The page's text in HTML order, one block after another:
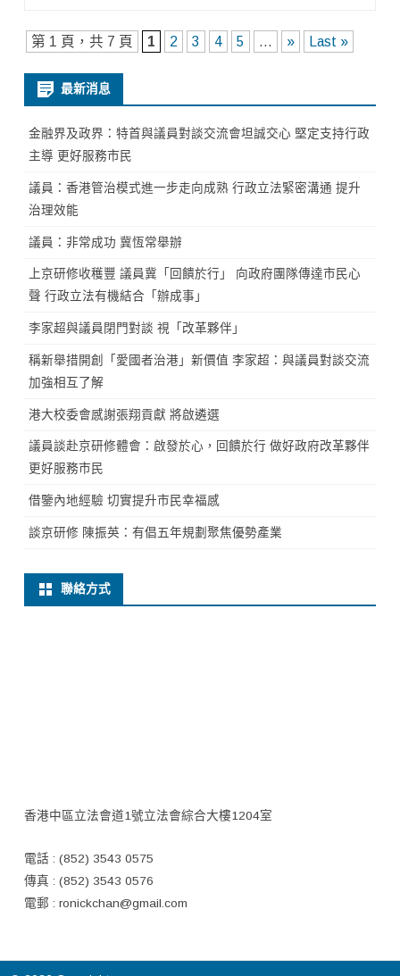
第 1 頁，共 7 頁 1 2 3 4 5 ... » Last »
最新消息
金融界及政界：特首與議員對談交流會坦誠交心 堅定支持行政
主導 更好服務市民
議員：香港管治模式進一步走向成熟 行政立法緊密溝通 提升
治理效能
議員：非常成功 冀恆常舉辦
上京研修收穫豐 議員冀「回饋於行」 向政府團隊傳達市民心
聲 行政立法有機結合「辦成事」
李家超與議員閉門對談 視「改革夥伴」
稱新舉措開創「愛國者治港」新價值 李家超：與議員對談交流
加強相互了解
港大校委會感謝張翔貢獻 將啟遴選
議員談赴京研修體會：啟發於心，回饋於行 做好政府改革夥伴
更好服務市民
借鑒內地經驗 切實提升市民幸福感
談京研修 陳振英：有倡五年規劃聚焦優勢產業
聯絡方式
香港中區立法會道1號立法會綜合大樓1204室
電話 : (852) 3543 0575
傳真 : (852) 3543 0576
電郵 :ronickchan@gmail.com